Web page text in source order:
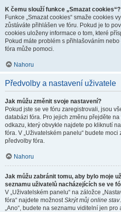
K čemu slouží funkce „Smazat cookies“?
Funkce „Smazat cookies“ smaže cookies
zůstáváte přihlášen ve fóru. Pokud je to
cookies uloženy informace o tom, které
Pokud máte problém s přihlašováním
fóra může pomoci.
Nahoru
Předvolby a nastavení uživatele
Jak můžu změnit svoje nastavení?
Pokud jste se ve fóru zaregistrovali, jsou
databázi fóra. Pro jejich změnu přejděte na
odkazu, který obvykle najdete po kliknutí
fóra. V „Uživatelském panelu“ budete
předvolby fóra.
Nahoru
Jak můžu zabránit tomu, aby bylo moje
seznamu uživatelů nacházejících se ve
V „Uživatelském panelu“ na záložce
fóra“ najdete možnostSkrýt můj online stav
„Ano“, budete na seznamu viditelní jen